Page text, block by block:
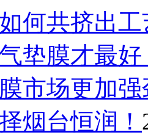
何共挤出工
垫膜才最好
市场更加强
烟台恒润！